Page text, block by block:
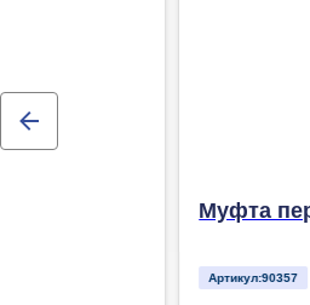
Муфта
Артикул:90357